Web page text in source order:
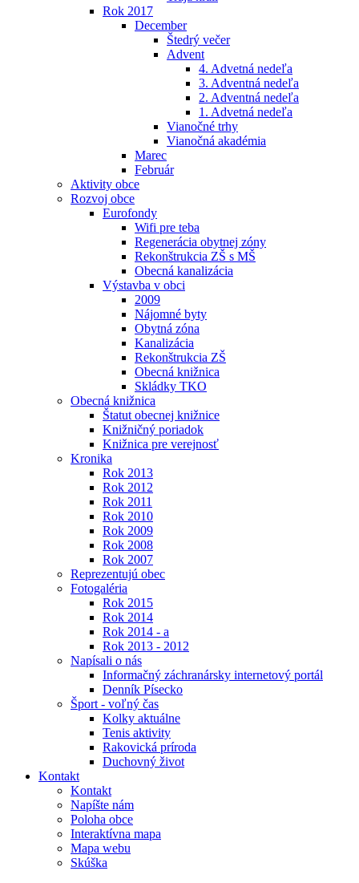
Rok 2017
December
Štedrý večer
Advent
4. Advetná nedeľa
3. Adventná nedeľa
2. Adventná nedeľa
1. Advetná nedeľa
Vianočné trhy
Vianočná akadémia
Marec
Február
Aktivity obce
Rozvoj obce
Eurofondy
Wifi pre teba
Regenerácia obytnej zóny
Rekonštrukcia ZŠ s MŠ
Obecná kanalizácia
Výstavba v obci
2009
Nájomné byty
Obytná zóna
Kanalizácia
Rekonštrukcia ZŠ
Obecná knižnica
Skládky TKO
Obecná knižnica
Štatut obecnej knižnice
Knižničný poriadok
Knižnica pre verejnosť
Kronika
Rok 2013
Rok 2012
Rok 2011
Rok 2010
Rok 2009
Rok 2008
Rok 2007
Reprezentujú obec
Fotogaléria
Rok 2015
Rok 2014
Rok 2014 - a
Rok 2013 - 2012
Napísali o nás
Informačný záchranársky internetový portál
Denník Písecko
Šport - voľný čas
Kolky aktuálne
Tenis aktivity
Rakovická príroda
Duchovný život
Kontakt
Kontakt
Napíšte nám
Poloha obce
Interaktívna mapa
Mapa webu
Skúška